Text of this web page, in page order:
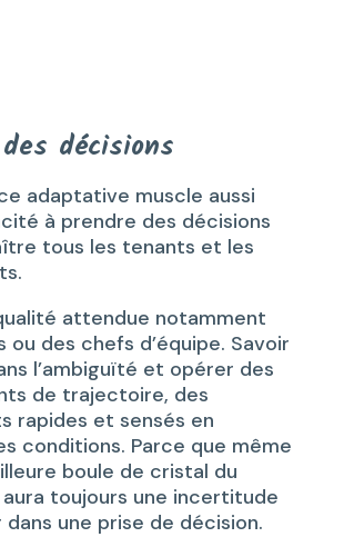
décisions
adaptative muscle aussi
à prendre des décisions
tous les tenants et les
attendue notamment
ou des chefs d’équipe. Savoir
l’ambiguïté et opérer des
de trajectoire, des
rapides et sensés en
conditions. Parce que même
boule de cristal du
aura toujours une incertitude
une prise de décision.